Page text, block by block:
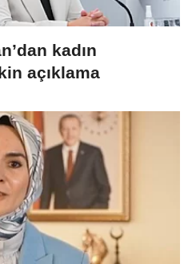
kadın
açıklama